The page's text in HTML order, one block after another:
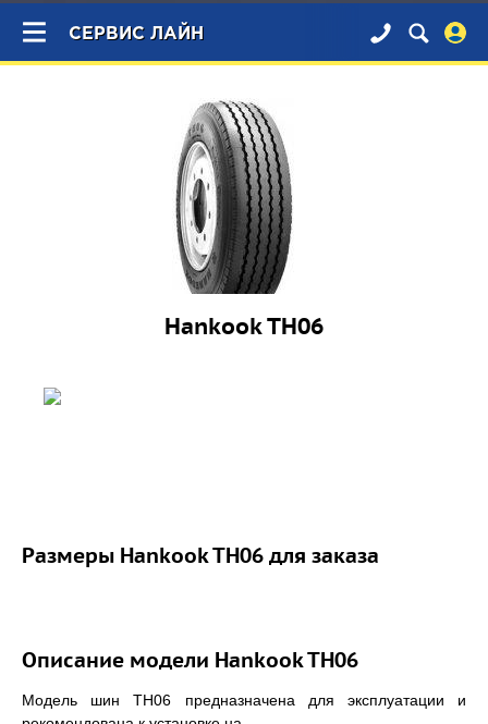
×
СЕРВИС ЛАЙН
Hankook TH06
Размеры Hankook TH06 для заказа
Описание модели Hankook TH06
Модель шин TH06 предназначена для эксплуатации и